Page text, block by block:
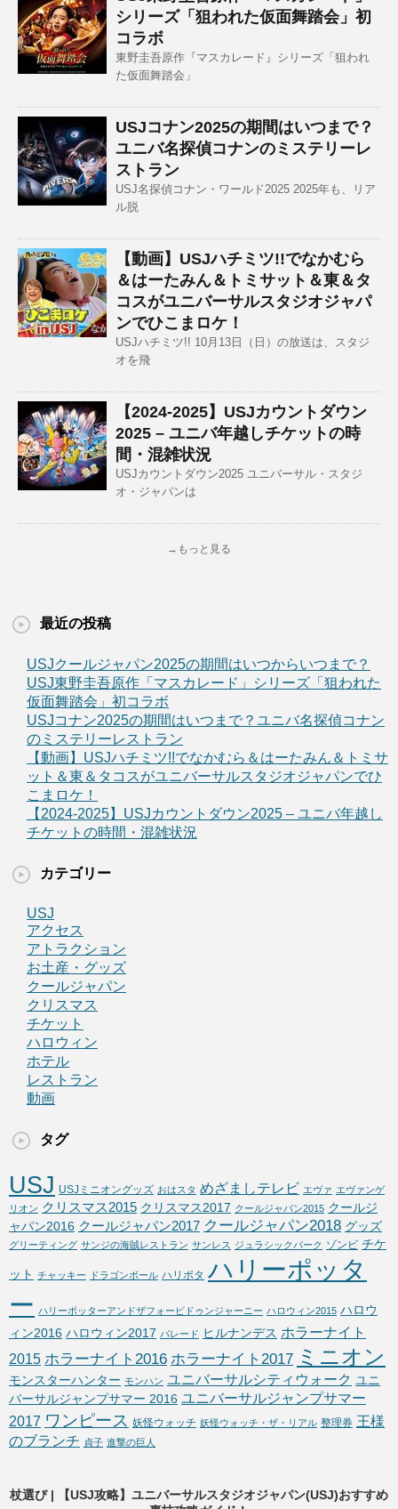
シリーズ「狙われた仮面舞踏会」初
コラボ
東野圭吾原作『マスカレード』シリーズ「狙われ
た仮面舞踏会」
USJコナン2025の期間はいつまで？
ユニバ名探偵コナンのミステリーレ
ストラン
USJ名探偵コナン・ワールド2025 2025年も、リア
ル脱
【動画】USJハチミツ!!でなかむら
＆はーたみん＆トミサット＆東＆タ
コスがユニバーサルスタジオジャパ
ンでひこまロケ！
USJハチミツ!! 10月13日（日）の放送は、スタジ
オを飛
【2024-2025】USJカウントダウン
2025 – ユニバ年越しチケットの時
間・混雑状況
USJカウントダウン2025 ユニバーサル・スタジ
オ・ジャパンは
→もっと見る
最近の投稿
USJクールジャパン2025の期間はいつからいつまで？
USJ東野圭吾原作「マスカレード」シリーズ「狙われた
仮面舞踏会」初コラボ
USJコナン2025の期間はいつまで？ユニバ名探偵コナン
のミステリーレストラン
【動画】USJハチミツ!!でなかむら＆はーたみん＆トミサ
ット＆東＆タコスがユニバーサルスタジオジャパンでひ
こまロケ！
【2024-2025】USJカウントダウン2025 – ユニバ年越し
チケットの時間・混雑状況
カテゴリー
USJ
アクセス
アトラクション
お土産・グッズ
クールジャパン
クリスマス
チケット
ハロウィン
ホテル
レストラン
動画
タグ
USJ USJミニオングッズ おはスタ めざましテレビ エヴァ エヴァンゲ
リオン クリスマス2015 クリスマス2017 クールジャパン2015 クールジ
ャパン2016 クールジャパン2017 クールジャパン2018 グッズ
グリーティング サンジの海賊レストラン サンレス ジュラシックパーク ゾンビ チケ
ット チャッキー ドラゴンボール ハリポタ ハリーポッタ
ー ハリーポッターアンドザフォービドゥンジャーニー ハロウィン2015 ハロウ
ィン2016 ハロウィン2017 パレード ヒルナンデス ホラーナイト
2015 ホラーナイト2016 ホラーナイト2017 ミニオン
モンスターハンター モンハン ユニバーサルシティウォーク ユニ
バーサルジャンプサマー 2016 ユニバーサルジャンプサマー
2017 ワンピース 妖怪ウォッチ 妖怪ウォッチ・ザ・リアル 整理券 王様
のブランチ 貞子 進撃の巨人
杖選び | 【USJ攻略】ユニバーサルスタジオジャパン(USJ)おすすめ